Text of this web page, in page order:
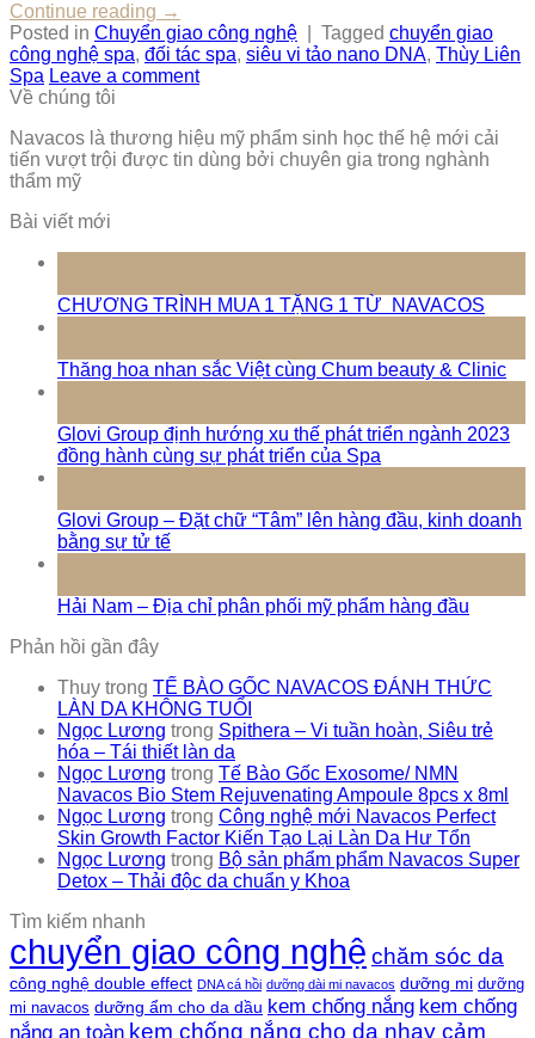
Continue reading →
Posted in Chuyển giao công nghệ Tagged chuyển giao
công nghệ spa, đối tác spa, siêu vi tảo nano DNA, Thùy Liên
Spa Leave a comment
Về chúng tôi
Navacos là thương hiệu mỹ phẩm sinh học thế hệ mới cải
tiến vượt trội được tin dùng bởi chuyên gia trong nghành
thẩm mỹ
Bài viết mới
CHƯƠNG TRÌNH MUA 1 TẶNG 1 TỪ NAVACOS
Thăng hoa nhan sắc Việt cùng Chum beauty & Clinic
Glovi Group định hướng xu thế phát triển ngành 2023
đồng hành cùng sự phát triển của Spa
Glovi Group – Đặt chữ “Tâm” lên hàng đầu, kinh doanh
bằng sự tử tế
Hải Nam – Địa chỉ phân phối mỹ phẩm hàng đầu
Phản hồi gần đây
Thuy trong TẾ BÀO GỐC NAVACOS ĐÁNH THỨC
LÀN DA KHÔNG TUỔI
Ngọc Lương trong Spithera – Vi tuần hoàn, Siêu trẻ
hóa – Tái thiết làn da
Ngọc Lương trong Tế Bào Gốc Exosome/ NMN
Navacos Bio Stem Rejuvenating Ampoule 8pcs x 8ml
Ngọc Lương trong Công nghệ mới Navacos Perfect
Skin Growth Factor Kiến Tạo Lại Làn Da Hư Tổn
Ngọc Lương trong Bộ sản phẩm phẩm Navacos Super
Detox – Thải độc da chuẩn y Khoa
Tìm kiếm nhanh
chuyển giao công nghệ chăm sóc da
công nghệ double effect DNA cá hồi dưỡng dài mi navacos dưỡng mi dưỡng
mi navacos dưỡng ẩm cho da dầu kem chống nắng kem chống
nắng an toàn kem chống nắng cho da nhạy cảm